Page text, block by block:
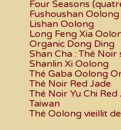
Four Seasons
Fushoushan Oolong
Lishan Oolong
Long Feng Xia
Organic Dong Ding
Shan Cha : Thé Noir
Shanlin Xi Oolong
Thé Gaba Oolong
Thé Noir Red Jade
Thé Noir Yu Chi
Taiwan
Thé Oolong vieillit